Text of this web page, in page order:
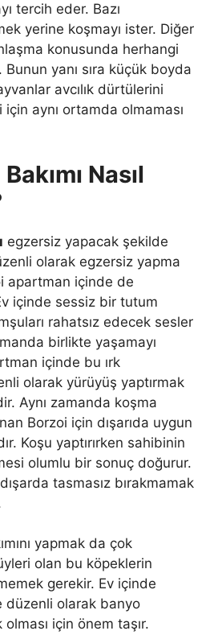
tercih eder. Bazı
yerine koşmayı ister. Diğer
konusunda herhangi
Bunun yanı sıra küçük boyda
avcılık dürtülerini
aynı ortamda olmaması
Nasıl
egzersiz yapacak şekilde
olarak egzersiz yapma
apartman içinde de
içinde sessiz bir tutum
rahatsız edecek sesler
birlikte yaşamayı
içinde bu ırk
olarak yürüyüş yaptırmak
Aynı zamanda koşma
Borzoi için dışarıda uygun
Koşu yaptırırken sahibinin
olumlu bir sonuç doğurur.
tasmasız bırakmamak
yapmak da çok
olan bu köpeklerin
gerekir. Ev içinde
düzenli olarak banyo
için önem taşır.